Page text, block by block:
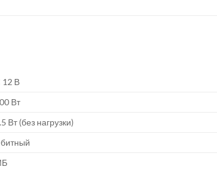
12 В
Вт
Вт (без нагрузки)